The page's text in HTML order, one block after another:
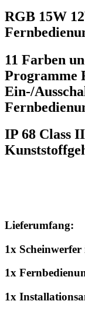
RGB 15W
11 Farben
Programme
Ein-/
IP 68 Class
Lieferumfang:
1x
1x
1x